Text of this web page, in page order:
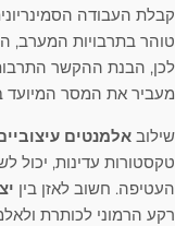
קבלת העבודה
טוהר בתרבויות המערב,
לכן, הבנת ההקשר
מעביר את המסר המיועד
שילוב אלמנטים
טקסטורות עדינות, יכול
העטיפה. חשוב לאזן בין
רקע הרמוני לכותרת